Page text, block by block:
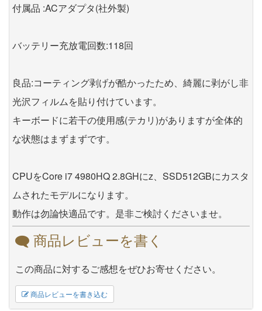
付属品 :ACアダプタ(社外製)
バッテリー充放電回数:118回
良品:コーティング剥げが酷かったため、綺麗に剥がし非
光沢フィルムを貼り付けています。
キーボードに若干の使用感(テカリ)がありますが全体的
な状態はまずまずです。
CPUをCore i7 4980HQ 2.8GHにz、SSD512GBにカスタ
ムされたモデルになります。
動作は勿論快適品です。是非ご検討くださいませ。
商品レビューを書く
この商品に対するご感想をぜひお寄せください。
商品レビューを書き込む